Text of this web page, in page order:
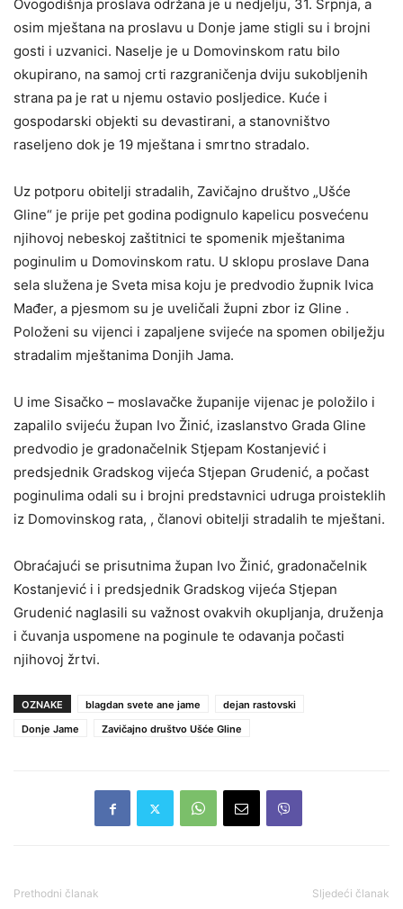
Ovogodišnja proslava održana je u nedjelju, 31. Srpnja, a
osim mještana na proslavu u Donje jame stigli su i brojni
gosti i uzvanici. Naselje je u Domovinskom ratu bilo
okupirano, na samoj crti razgraničenja dviju sukobljenih
strana pa je rat u njemu ostavio posljedice. Kuće i
gospodarski objekti su devastirani, a stanovništvo
raseljeno dok je 19 mještana i smrtno stradalo.
Uz potporu obitelji stradalih, Zavičajno društvo „Ušće
Gline“ je prije pet godina podignulo kapelicu posvećenu
njihovoj nebeskoj zaštitnici te spomenik mještanima
poginulim u Domovinskom ratu. U sklopu proslave Dana
sela služena je Sveta misa koju je predvodio župnik Ivica
Mađer, a pjesmom su je uveličali župni zbor iz Gline .
Položeni su vijenci i zapaljene svijeće na spomen obilježju
stradalim mještanima Donjih Jama.
U ime Sisačko – moslavačke županije vijenac je položilo i
zapalilo svijeću župan Ivo Žinić, izaslanstvo Grada Gline
predvodio je gradonačelnik Stjepam Kostanjević i
predsjednik Gradskog vijeća Stjepan Grudenić, a počast
poginulima odali su i brojni predstavnici udruga proisteklih
iz Domovinskog rata, , članovi obitelji stradalih te mještani.
Obraćajući se prisutnima župan Ivo Žinić, gradonačelnik
Kostanjević i i predsjednik Gradskog vijeća Stjepan
Grudenić naglasili su važnost ovakvih okupljanja, druženja
i čuvanja uspomene na poginule te odavanja počasti
njihovoj žrtvi.
OZNAKE blagdan svete ane jame
dejan rastovski
Donje Jame
Zavičajno društvo Ušće Gline
Prethodni članak Sljedeći članak